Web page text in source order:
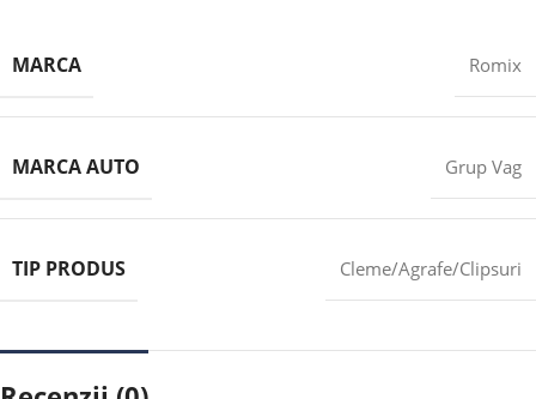
MARCA Romix
MARCA AUTO Grup Vag
TIP PRODUS Cleme/Agrafe/Clipsuri